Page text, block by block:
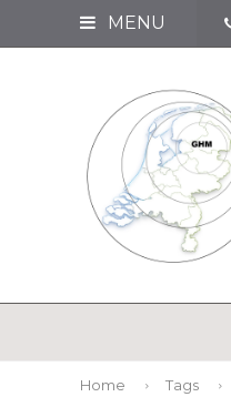
MENU
Home Tags